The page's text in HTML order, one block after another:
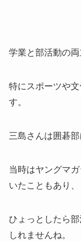
学業と部活動の両
特にスポーツや
す。
三島さんは囲碁部
当時はヤングマ
いたこともあり、
ひょっとしたら
しれませんね。